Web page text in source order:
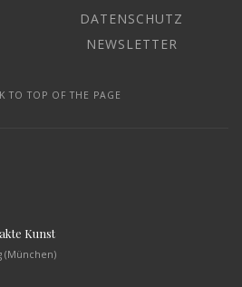
DATENSCHUTZ
NEWSLETTER
TO TOP OF THE PAGE
Kunst
(München)